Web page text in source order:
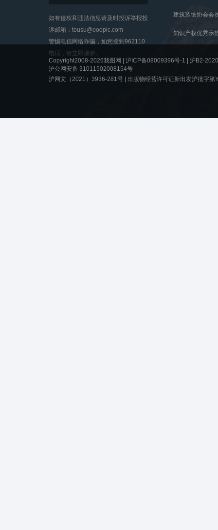
如有侵权和违法信息请及时投诉举报投
诉邮箱：tousu@ooopic.com
警惕电信网络诈骗，如您接到962110
电话，请立即接听。
建筑装饰协会会
知识产权优秀示
Copyright2008-2026我图网 | 沪ICP备08009396号-1
沪B2-
沪公网安备 31011502008154号
沪网文（2021）3936-281号 | 出版物经营许可证新出发沪批字第